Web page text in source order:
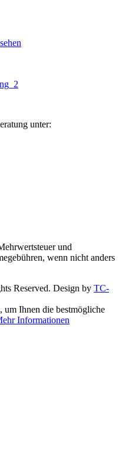
unter:
und
wenn nicht anders
Reserved. Design by TC-
um Ihnen die bestmögliche
Informationen